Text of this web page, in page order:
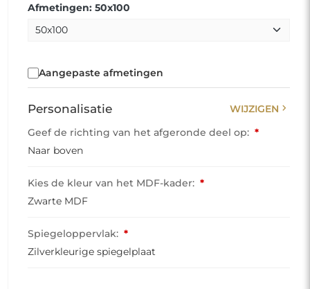
Afmetingen: 50x100
Aangepaste afmetingen
Personalisatie WIJZIGEN chevron_right
Geef de richting van het afgeronde deel op: *
Naar boven
Kies de kleur van het MDF-kader: *
Zwarte MDF
Spiegeloppervlak: *
Zilverkleurige spiegelplaat